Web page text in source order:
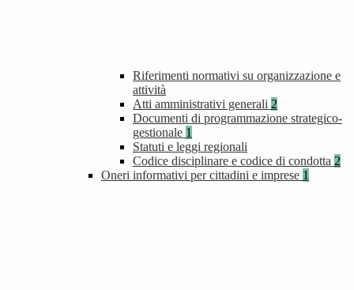
Riferimenti normativi su organizzazione e
attività
Atti amministrativi generali 2
Documenti di programmazione strategico-
gestionale 1
Statuti e leggi regionali
Codice disciplinare e codice di condotta 2
Oneri informativi per cittadini e imprese 1